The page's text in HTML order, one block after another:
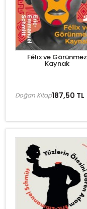
Félıx ve Görünmez
Kaynak
187,50 TL
Doğan Kitap